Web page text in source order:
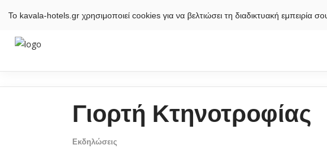
Το kavala-hotels.gr χρησιμοποιεί cookies για να βελτιώσει τη διαδικτυακή
Γιορτή Κτηνοτροφίας
Εκδηλώσεις